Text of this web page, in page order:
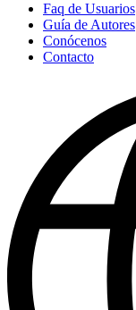
Faq de Usuarios
Guía de Autores
Conócenos
Contacto